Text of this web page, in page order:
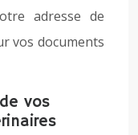
adresse de
vos documents
vos